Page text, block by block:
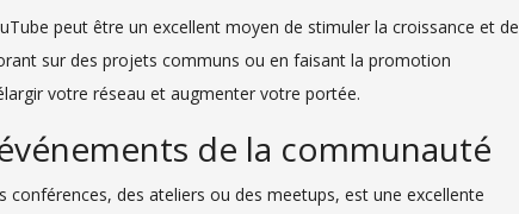
peut être un excellent moyen de stimuler la croissance et de
sur des projets communs ou en faisant la promotion
votre réseau et augmenter votre portée.
de la communauté
conférences, des ateliers ou des meetups, est une excellente